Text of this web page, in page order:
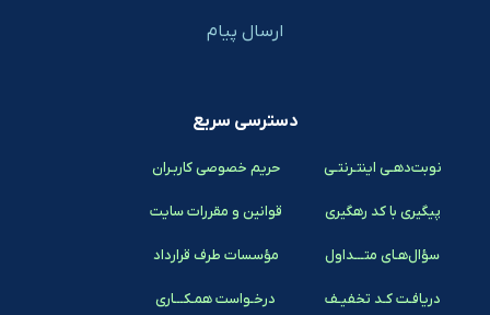
ارسال پیام
دسترسی سریع
نوبت‌دهـی اینتـرنتـی
پیگیری با کد رهگیری
سؤال‌هـای متـــداول
دریافـت کـد تخفیـف
حریم خصوصی کاربـران
قوانین و مقررات سایت
مؤسسات طرف قرارداد
درخـواست همـکـــاری